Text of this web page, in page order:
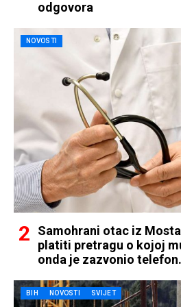
odgovora
NOVOSTI
Samohrani otac iz
platiti pretragu o kojoj
onda je zazvonio
BIH NOVOSTI SVIJET